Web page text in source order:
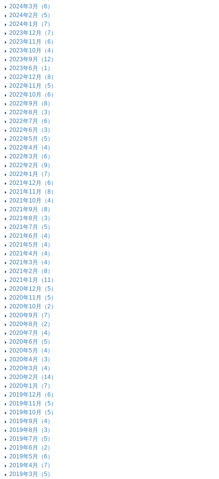
2024年3月（6）
2024年2月（5）
2024年1月（7）
2023年12月（7）
2023年11月（6）
2023年10月（4）
2023年9月（12）
2023年6月（1）
2022年12月（8）
2022年11月（5）
2022年10月（6）
2022年9月（8）
2022年8月（3）
2022年7月（6）
2022年6月（3）
2022年5月（5）
2022年4月（4）
2022年3月（6）
2022年2月（9）
2022年1月（7）
2021年12月（6）
2021年11月（8）
2021年10月（4）
2021年9月（8）
2021年8月（3）
2021年7月（5）
2021年6月（4）
2021年5月（4）
2021年4月（4）
2021年3月（4）
2021年2月（8）
2021年1月（11）
2020年12月（5）
2020年11月（5）
2020年10月（2）
2020年9月（7）
2020年8月（2）
2020年7月（4）
2020年6月（5）
2020年5月（4）
2020年4月（3）
2020年3月（4）
2020年2月（14）
2020年1月（7）
2019年12月（6）
2019年11月（5）
2019年10月（5）
2019年9月（4）
2019年8月（3）
2019年7月（5）
2019年6月（2）
2019年5月（6）
2019年4月（7）
2019年3月（5）